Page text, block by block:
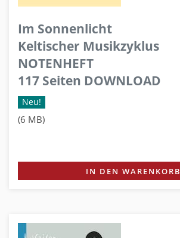
Im Sonnenlicht
Keltischer Musikzyklus
NOTENHEFT
117 Seiten DOWNLOAD
Neu!
(6 MB)
IN DEN WARENKORB